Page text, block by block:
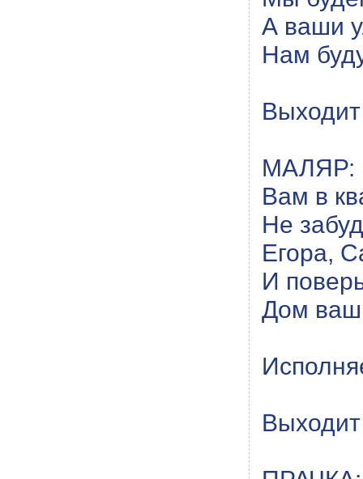
А ваши
Нам
МАЛЯР:
Вам в
Не
Егора,
И
Дом ваш